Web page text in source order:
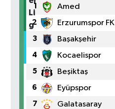
1 Amed
2 Erzurumspor FK
3 Başakşehir
4 Kocaelispor
5 Beşiktaş
6 Eyüpspor
7 Galatasaray